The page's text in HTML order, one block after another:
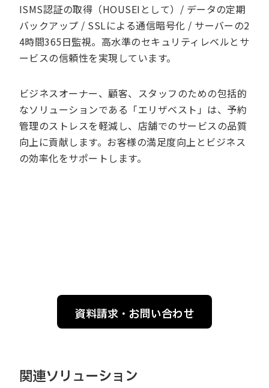
ISMS認証の取得（HOUSEIとして）/ データの定期
バックアップ / SSLによる通信暗号化 / サーバーの2
4時間365日監視。高水準のセキュリティレベルとサ
ービスの信頼性を実現しています。
ビジネスオーナー、顧客、スタッフのための包括的
なソリューションである「エリザベスト」は、予約
管理のストレスを軽減し、店舗でのサービスの品質
向上に貢献します。お客様の満足度向上とビジネス
の効率化をサポートします。
資料請求・お問い合わせ
関連ソリューション